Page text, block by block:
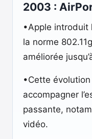
2003 :
•Apple introduit
la norme
améliorée
•Cette
accompagner
passante,
vidéo.